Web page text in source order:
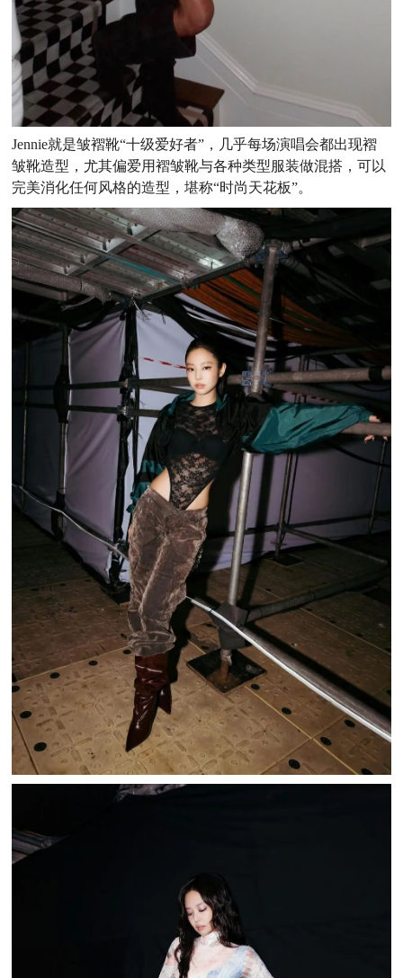
Jennie就是皱褶靴“十级爱好者”，几乎每场演唱会都出现褶
皱靴造型，尤其偏爱用褶皱靴与各种类型服装做混搭，可以
完美消化任何风格的造型，堪称“时尚天花板”。